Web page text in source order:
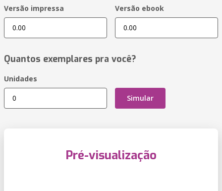
Versão impressa Versão ebook
Quantos exemplares pra você?
Unidades
Simular
Pré-visualização